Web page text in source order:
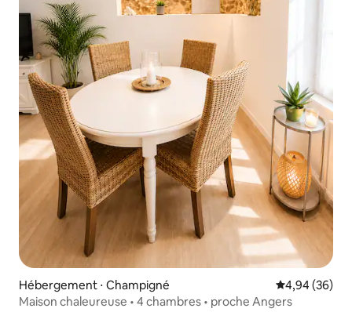
Hébergement ⋅ Champigné Évaluation
4,94 (36)
Maison chaleureuse • 4 chambres • proche Angers